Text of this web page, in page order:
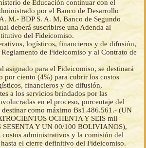
de Educación continuar con el
por el Banco de Desarrollo
M.- BDP S. A. M, Banco de Segundo
deberá suscribirse una Adenda al
del Fideicomiso.
logísticos, financieros y de difusión,
Reglamento de Fideicomiso y al Contrato de
asignado para el Fideicomiso, se destinará
por ciento (4%) para cubrir los costos
financieros y de difusión,
a los servicios brindados por las
en el proceso, porcentaje del
destinar como máximo Bs1.486.561.- (UN
OCHENTA Y SEIS mil
SESENTA Y UN 00/100 BOLIVIANOS),
costos administrativos y la comisión del
el cierre definitivo del Fideicomiso.